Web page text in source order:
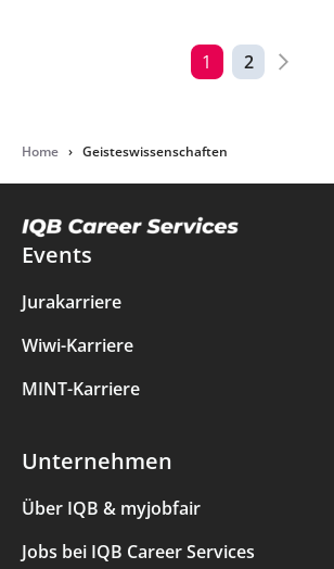
1 2
Home › Geisteswissenschaften
Events
Jurakarriere
Wiwi-Karriere
MINT-Karriere
Unternehmen
Über IQB & myjobfair
Jobs bei IQB Career Services